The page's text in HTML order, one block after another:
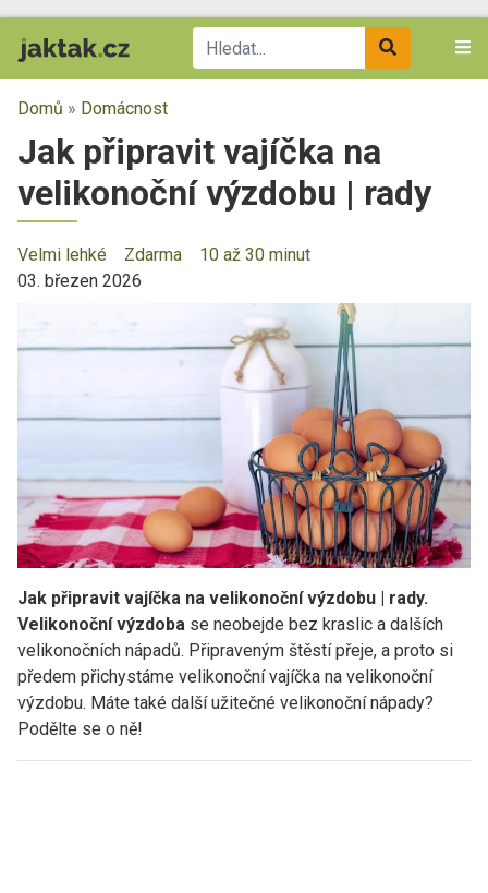
Domů » Domácnost
Jak připravit vajíčka na
velikonoční výzdobu | rady
Velmi lehké Zdarma
10 až 30 minut
03. březen 2026
Jak připravit vajíčka na velikonoční výzdobu | rady.
Velikonoční výzdoba se neobejde bez kraslic a dalších
velikonočních nápadů. Připraveným štěstí přeje, a proto si
předem přichystáme velikonoční vajíčka na velikonoční
výzdobu. Máte také další užitečné velikonoční nápady?
Podělte se o ně!